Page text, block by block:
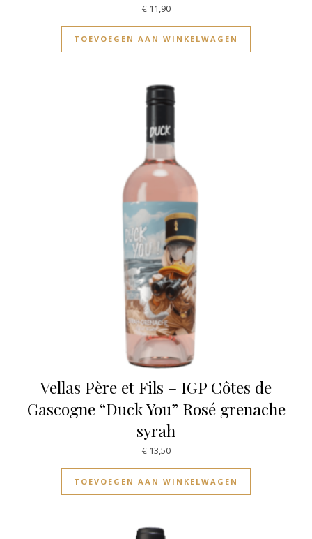
€11,90
TOEVOEGEN AAN WINKELWAGEN
Vellas Père et Fils – IGP Côtes de
Gascogne “Duck You” Rosé grenache
syrah
€13,50
TOEVOEGEN AAN WINKELWAGEN